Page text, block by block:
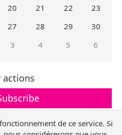
de ce service. Si
20 21 22
23
27 28 29
30
3 4 5 6
actions
us !